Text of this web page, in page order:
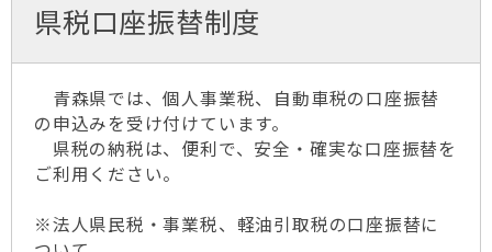
県税口座振替制度
青森県では、個人事業税、自動車税の口座振替
の申込みを受け付けています。
県税の納税は、便利で、安全・確実な口座振替を
ご利用ください。
※法人県民税・事業税、軽油引取税の口座振替に